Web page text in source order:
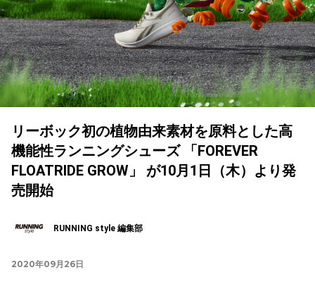
リーボック初の植物由来素材を原料とした高
機能性ランニングシューズ 「FOREVER
FLOATRIDE GROW」 が10月1日（木）より発
売開始
RUNNING style 編集部
2020年09月26日